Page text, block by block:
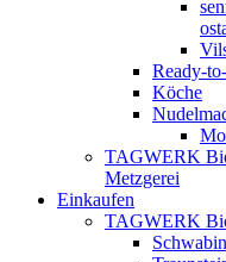
Ready-
Köche
TAGWERK
Metzgerei
Einkaufen
TAGWERK